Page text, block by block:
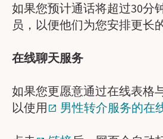
如果您预计通话将超过30分
员，以便他们为您安排更长
在线聊天服务
如果您更愿意通过在线表格
以使用
男性转介服务的在